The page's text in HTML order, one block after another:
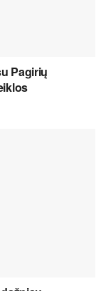
Pagirių